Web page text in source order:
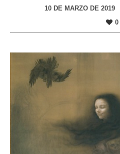
10 DE MARZO DE 2019
0